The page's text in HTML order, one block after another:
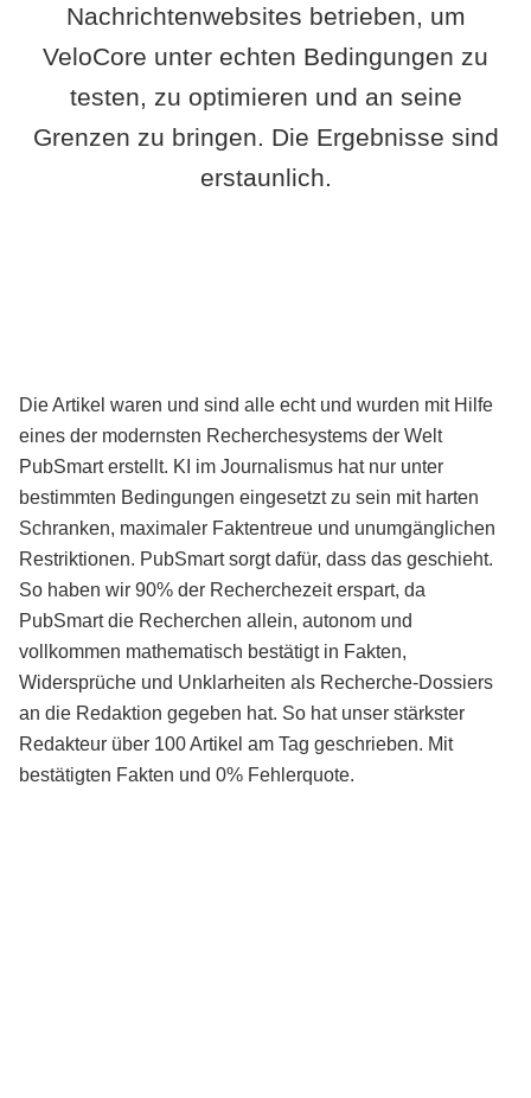
Nachrichtenwebsites betrieben, um
VeloCore unter echten Bedingungen zu
testen, zu optimieren und an seine
Grenzen zu bringen. Die Ergebnisse sind
erstaunlich.
Die Artikel waren und sind alle echt und wurden mit Hilfe
eines der modernsten Recherchesystems der Welt
PubSmart erstellt. KI im Journalismus hat nur unter
bestimmten Bedingungen eingesetzt zu sein mit harten
Schranken, maximaler Faktentreue und unumgänglichen
Restriktionen. PubSmart sorgt dafür, dass das geschieht.
So haben wir 90% der Recherchezeit erspart, da
PubSmart die Recherchen allein, autonom und
vollkommen mathematisch bestätigt in Fakten,
Widersprüche und Unklarheiten als Recherche-Dossiers
an die Redaktion gegeben hat. So hat unser stärkster
Redakteur über 100 Artikel am Tag geschrieben. Mit
bestätigten Fakten und 0% Fehlerquote.